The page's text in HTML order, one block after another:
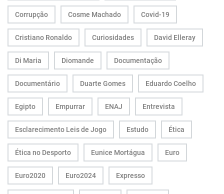
Corrupção Cosme Machado Covid-19
Cristiano Ronaldo Curiosidades David Elleray
Di Maria Diomande Documentação
Documentário Duarte Gomes Eduardo Coelho
Egipto Empurrar ENAJ Entrevista
Esclarecimento Leis de Jogo Estudo Ética
Ética no Desporto Eunice Mortágua Euro
Euro2020 Euro2024 Expresso